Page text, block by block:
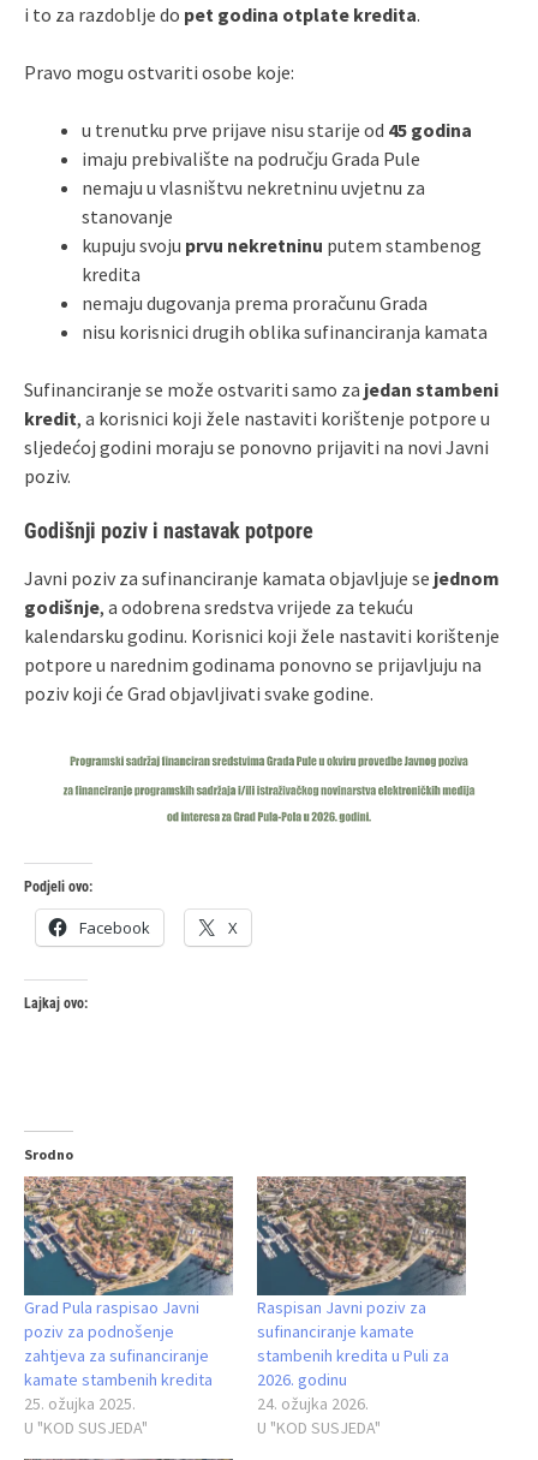
i to za razdoblje do pet godina otplate kredita.
Pravo mogu ostvariti osobe koje:
u trenutku prve prijave nisu starije od 45 godina
imaju prebivalište na području Grada Pule
nemaju u vlasništvu nekretninu uvjetnu za
stanovanje
kupuju svoju prvu nekretninu putem stambenog
kredita
nemaju dugovanja prema proračunu Grada
nisu korisnici drugih oblika sufinanciranja kamata
Sufinanciranje se može ostvariti samo za jedan stambeni
kredit, a korisnici koji žele nastaviti korištenje potpore u
sljedećoj godini moraju se ponovno prijaviti na novi Javni
poziv.
Godišnji poziv i nastavak potpore
Javni poziv za sufinanciranje kamata objavljuje se jednom
godišnje, a odobrena sredstva vrijede za tekuću
kalendarsku godinu. Korisnici koji žele nastaviti korištenje
potpore u narednim godinama ponovno se prijavljuju na
poziv koji će Grad objavljivati svake godine.
Podjeli ovo:
Facebook X
Lajkaj ovo:
Srodno
Grad Pula raspisao Javni
poziv za podnošenje
zahtjeva za sufinanciranje
kamate stambenih kredita
25. ožujka 2025.
U "KOD SUSJEDA"
Raspisan Javni poziv za
sufinanciranje kamate
stambenih kredita u Puli za
2026. godinu
24. ožujka 2026.
U "KOD SUSJEDA"